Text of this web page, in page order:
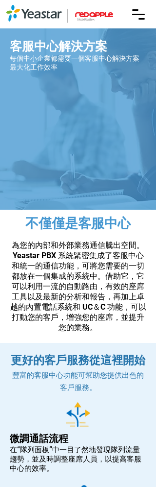
客服中心解決方案
每個中小企業都需要一個客服中心解決方案
最大化工作效率
不僅僅是客服中心
為您的內部和外部業務通信騰出空間。
Yeastar PBX 系統緊密集成了客服中心
和統一的通信功能，可將您需要的一切
都放在一個集成的系統中。借助它，它
可以利用一流的自動路由，有效的座席
工具以及最新的分析和報告，再加上卓
越的內置電話系統和 UC＆C 功能，可以
打動您的客戶，增強您的座席，並提升
您的業務。
更好的客戶服務從這裡開始
豐富的客服中心功能可幫助您提供出色的
客戶服務。
微調通話流程
在“隊列面板”中一目了然地發現隊列流量
趨勢，並及時調整座席人員，以提高客服
中心的效率。